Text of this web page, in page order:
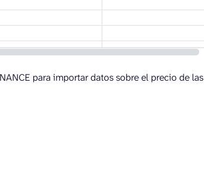
para importar datos sobre el precio de las